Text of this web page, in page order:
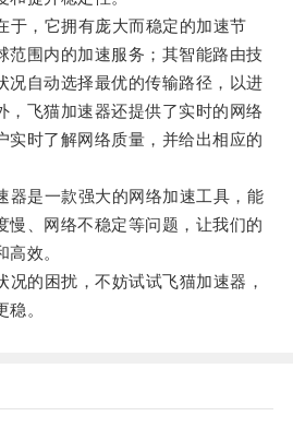
，它拥有庞大而稳定的加速节
范围内的加速服务；其智能路由技
况自动选择最优的传输路径，以进
，飞猫加速器还提供了实时的网络
实时了解网络质量，并给出相应的
是一款强大的网络加速工具，能
慢、网络不稳定等问题，让我们的
效。
的困扰，不妨试试飞猫加速器，
。